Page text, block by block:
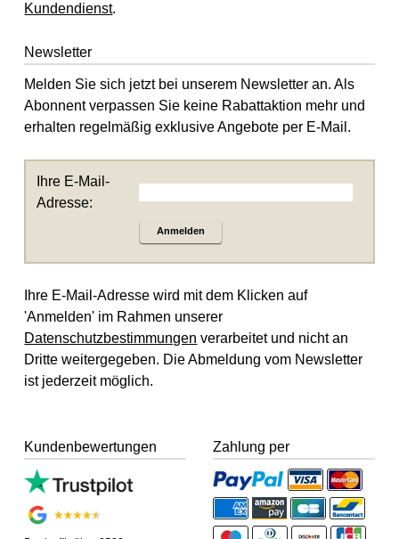
Kundendienst.
Newsletter
Melden Sie sich jetzt bei unserem Newsletter an. Als
Abonnent verpassen Sie keine Rabattaktion mehr und
erhalten regelmäßig exklusive Angebote per E-Mail.
Ihre E-Mail-
Adresse:
Anmelden
Ihre E-Mail-Adresse wird mit dem Klicken auf
'Anmelden' im Rahmen unserer
Datenschutzbestimmungen verarbeitet und nicht an
Dritte weitergegeben. Die Abmeldung vom Newsletter
ist jederzeit möglich.
Kundenbewertungen Zahlung per